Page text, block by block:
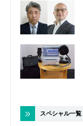
スペシャル一覧